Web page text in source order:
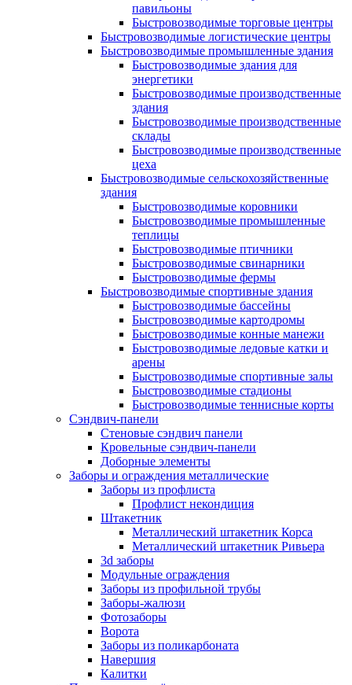
павильоны
Быстровозводимые торговые центры
Быстровозводимые логистические центры
Быстровозводимые промышленные здания
Быстровозводимые здания для
энергетики
Быстровозводимые производственные
здания
Быстровозводимые производственные
склады
Быстровозводимые производственные
цеха
Быстровозводимые сельскохозяйственные
здания
Быстровозводимые коровники
Быстровозводимые промышленные
теплицы
Быстровозводимые птичники
Быстровозводимые свинарники
Быстровозводимые фермы
Быстровозводимые спортивные здания
Быстровозводимые бассейны
Быстровозводимые картодромы
Быстровозводимые конные манежи
Быстровозводимые ледовые катки и
арены
Быстровозводимые спортивные залы
Быстровозводимые стадионы
Быстровозводимые теннисные корты
Сэндвич-панели
Стеновые сэндвич панели
Кровельные сэндвич-панели
Доборные элементы
Заборы и ограждения металлические
Заборы из профлиста
Профлист некондиция
Штакетник
Металлический штакетник Корса
Металлический штакетник Ривьера
3d заборы
Модульные ограждения
Заборы из профильной трубы
Заборы-жалюзи
Фотозаборы
Ворота
Заборы из поликарбоната
Навершия
Калитки